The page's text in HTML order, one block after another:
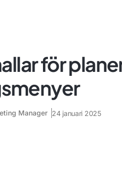
för
Manager 24 januari 2025